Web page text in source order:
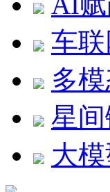
车
多
星
大